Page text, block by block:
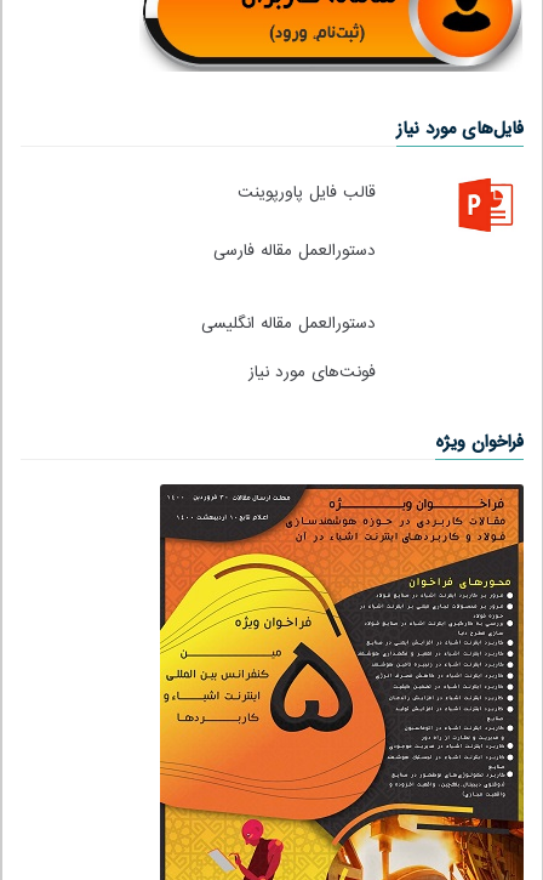
فایل‌های مورد نیاز
قالب فایل پاورپوینت
دستورالعمل مقاله فارسی
دستورالعمل مقاله انگلیسی
فونت‌های مورد نیاز
فراخوان ویژه